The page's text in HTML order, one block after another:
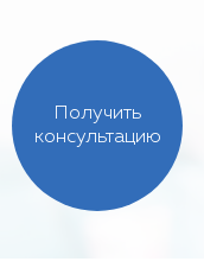
Получить
консультацию